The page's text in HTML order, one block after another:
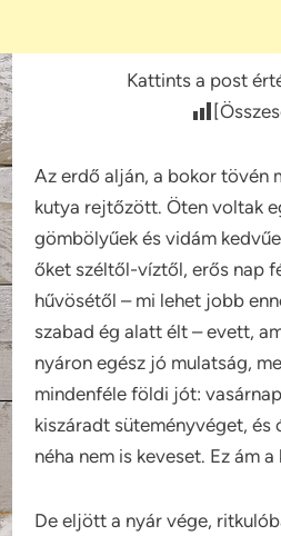
Kattints a post
Az erdő alján, a bokor tövén
kutya rejtőzött. Öten voltak
gömbölyűek és vidám
őket széltől-víztől, erős nap
hűvösétől – mi lehet jobb
szabad ég alatt élt – evett,
nyáron egész jó mulatság,
mindenféle földi jót:
kiszáradt süteményvéget, és
néha nem is keveset. Ez ám
De eljött a nyár vége,